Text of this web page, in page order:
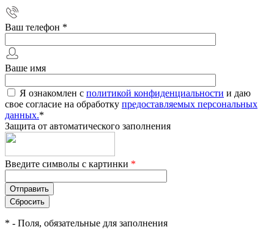
Ваш телефон *
Ваше имя
Я ознакомлен с политикой конфиденциальности и даю
свое согласие на обработку предоставляемых персональных
данных.*
Защита от автоматического заполнения
Введите символы с картинки *
* - Поля, обязательные для заполнения